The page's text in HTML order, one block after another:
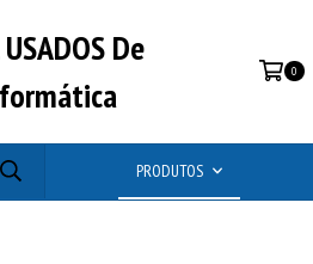
De
0
PRODUTOS